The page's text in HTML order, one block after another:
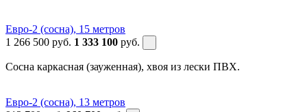
Евро-2 (сосна), 15 метров
1 266 500 руб. 1 333 100 руб.
Сосна каркасная (зауженная), хвоя из лески ПВХ.
Евро-2 (сосна), 13 метров